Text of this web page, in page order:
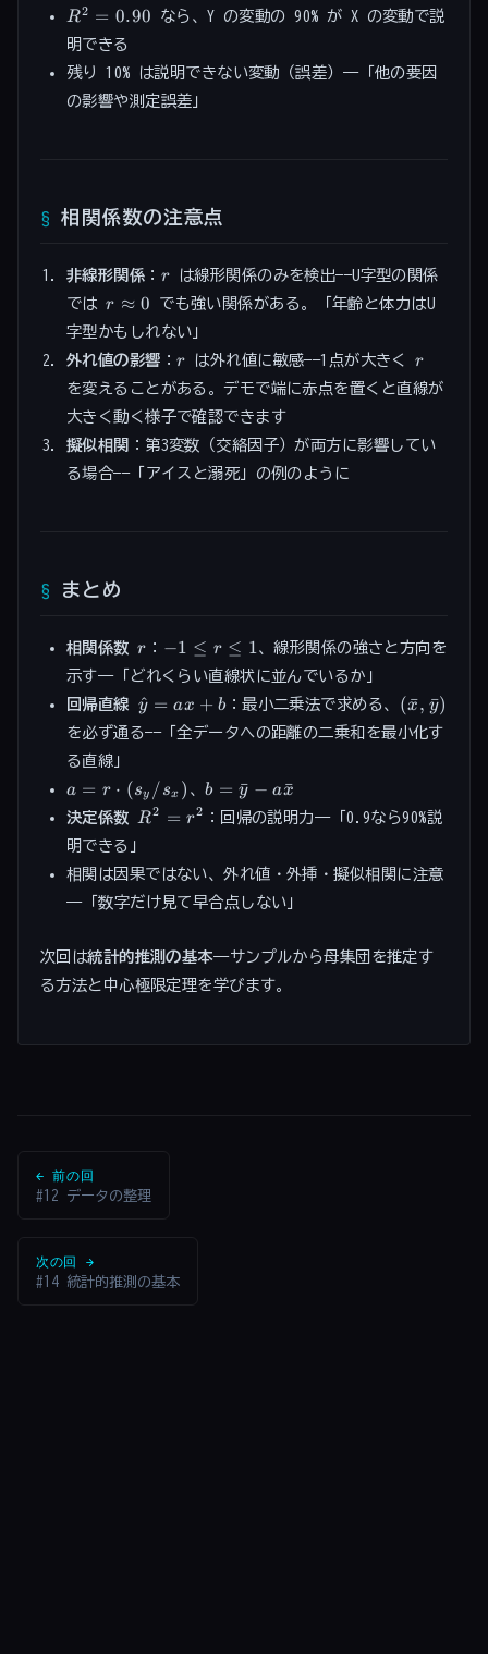
R^2
=
0.90
R2 = 0.90 なら、Y の変動の 90% が X の変動で説
明できる
残り 10% は説明できない変動（誤差）——「他の要因
の影響や測定誤差」
相関係数の注意点
非線形関係 ： r
r は線形関係のみを検出——U字型の関係
ではr
\approx
0
r ≈ 0
でも強い関係がある。「年齢と体力はU
字型かもしれない」
外れ値の影響 ：r
r は外れ値に敏感——1点が大きくr
r
を変えることがある。デモで端に赤点を置くと直線が
大きく動く様子で確認できます
擬似相関 ：第3変数（交絡因子）が両方に影響してい
る場合——「アイスと溺死」の例のように
まとめ
相関係数 r
r ： -1
\leq
r
\leq
1
−1 ≤ r ≤ 1、線形関係の強さと方向を
示す——「どれくらい直線状に並んでいるか」
回帰直線 \hat{y}
= ax +
b
y
^ = ax + b：最小二乗法で求める、 (\bar{x},
\bar{y})
(x
ˉ, y
ˉ)
を必ず通る——「全データへの距離の二乗和を最小化す
る直線」
a = r
\cdot
(s_y/s_x)
a = r ⋅ (sy /sx ) 、b =
\bar{y}
-
b = y
ˉ − ax
ˉ
決定係数
R^2
R2 = r2 ：回帰の説明力——「0.9なら90%説
明できる」
相関は因果ではない、外れ値・外挿・擬似相関に注意
——「数字だけ見て早合点しない」
次回は統計的推測の基本——サンプルから母集団を推定す
る方法と中心極限定理を学びます。
← 前の回
#12 データの整理
次の回 →
#14 統計的推測の基本